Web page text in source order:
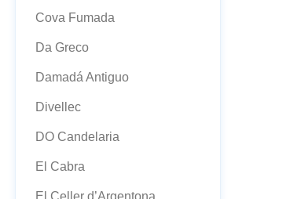
Cova Fumada
Da Greco
Damadá Antiguo
Divellec
DO Candelaria
El Cabra
El Celler d’Argentona